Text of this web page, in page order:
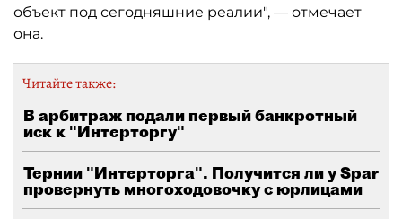
объект под сегодняшние реалии", — отмечает
она.
Читайте также:
В арбитраж подали первый банкротный
иск к "Интерторгу"
Тернии "Интерторга". Получится ли у Spar
провернуть многоходовочку с юрлицами